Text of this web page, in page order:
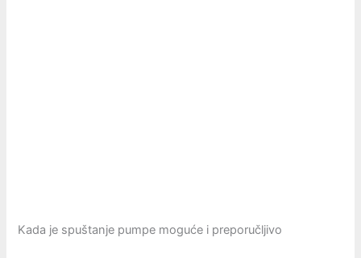
Kada je spuštanje pumpe moguće i preporučljivo